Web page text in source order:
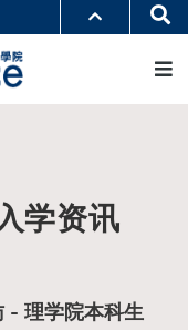
学术部门索引
学资讯
- 理学院本科生